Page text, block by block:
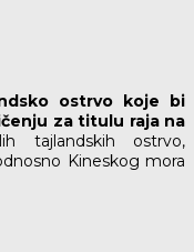
ostrvo koje bi
za titulu raja na
tajlandskih ostrvo,
Kineskog mora